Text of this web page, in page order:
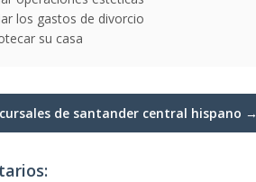
los gastos de divorcio
su casa
de santander central hispano →